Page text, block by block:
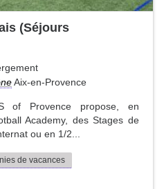
(Séjours
Aix-en-Provence
of Provence propose, en
Academy, des Stages de
ou en 1/2...
de vacances